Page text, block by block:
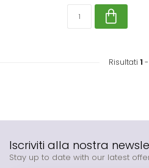
Risultati 1 -
Iscriviti alla nostra
Stay up to date with our latest